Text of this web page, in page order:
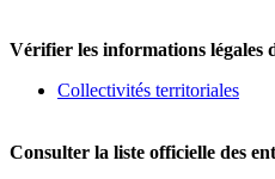
Vérifier les informations légales
Collectivités territoriales
Consulter la liste officielle des